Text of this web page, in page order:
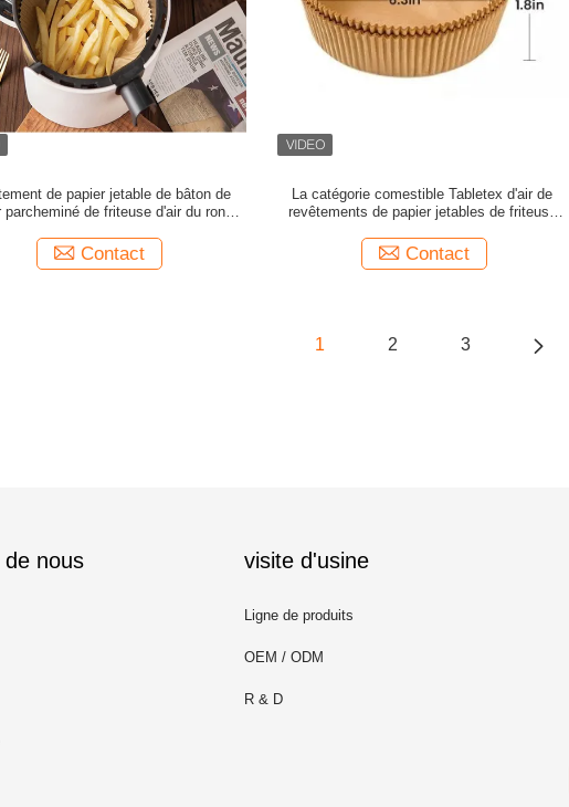
de papier jetable de bâton de
parcheminé de friteuse d'air du rond
Contact
La catégorie comestible Tabletex d'air de
revêtements de papier jetables de friteuse
Contact
1 2 3
nous visite d'usine
Ligne de produits
OEM / ODM
R & D